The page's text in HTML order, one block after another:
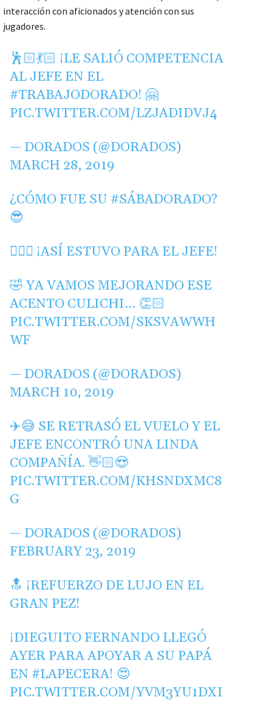
interacción con aficionados y atención con sus
jugadores.
🕺🏻💃🏻 ¡LE SALIÓ COMPETENCIA
AL JEFE EN EL
#TRABAJODORADO! 🤗
PIC.TWITTER.COM/LZJADIDVJ4
— DORADOS (@DORADOS)
MARCH 28, 2019
¿CÓMO FUE SU #SÁBADORADO?
😎
👇🏻🤩 ¡ASÍ ESTUVO PARA EL JEFE!
🤣 YA VAMOS MEJORANDO ESE
ACENTO CULICHI… 👏🏻
PIC.TWITTER.COM/SKSVAWWH
WF
— DORADOS (@DORADOS)
MARCH 10, 2019
✈️😅 SE RETRASÓ EL VUELO Y EL
JEFE ENCONTRÓ UNA LINDA
COMPAÑÍA. 👋🏻😍
PIC.TWITTER.COM/KHSNDXMC8
G
— DORADOS (@DORADOS)
FEBRUARY 23, 2019
🔝 ¡REFUERZO DE LUJO EN EL
GRAN PEZ!
¡DIEGUITO FERNANDO LLEGÓ
AYER PARA APOYAR A SU PAPÁ
EN #LAPECERA! 😍
PIC.TWITTER.COM/YVM3YU1DXI